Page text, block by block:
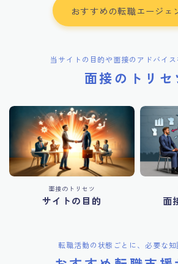
おすすめの転職エージェ
当サイトの目的や面接のアドバイス
面接のトリセ
面接のトリセツ
サイトの目的 面
転職活動の状態ごとに、必要な知